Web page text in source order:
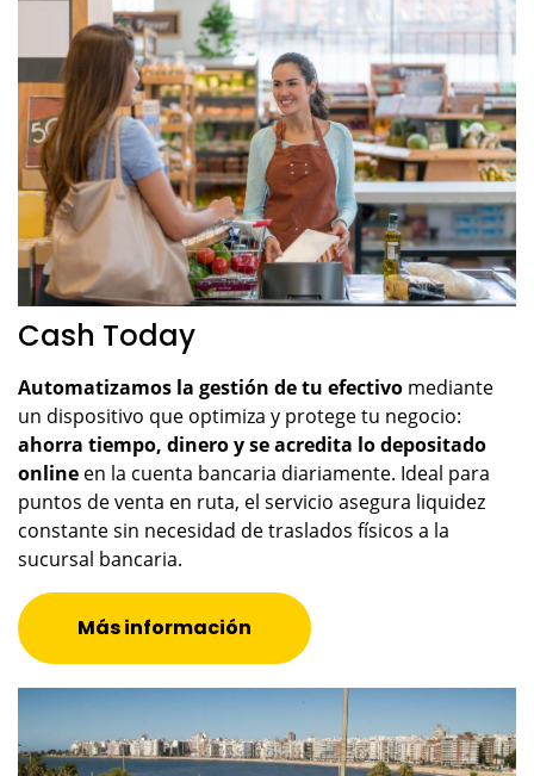
Cash Today
Automatizamos la gestión de tu efectivo mediante
un dispositivo que optimiza y protege tu negocio:
ahorra tiempo, dinero y se acredita lo depositado
online en la cuenta bancaria diariamente. Ideal para
puntos de venta en ruta, el servicio asegura liquidez
constante sin necesidad de traslados físicos a la
sucursal bancaria.
Más información